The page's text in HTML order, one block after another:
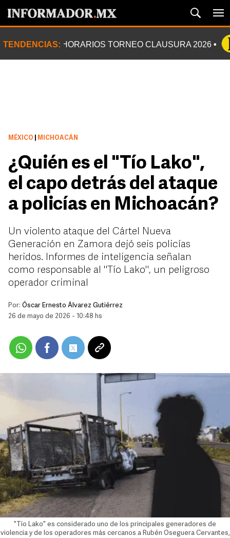
TENDENCIAS: HORARIOS TORNEO CLAUSURA 2026
MÉXICO MICHOACÁN
¿Quién es el "Tío Lako",
el capo detrás del ataque
a policías en Michoacán?
Un violento ataque del Cártel Nueva
Generación en Zamora dejó seis policías
heridos. Informes de inteligencia señalan
como responsable al "Tío Lako", un peligroso
operador criminal
Por: Óscar Ernesto Álvarez Gutiérrez
26 de mayo de 2026 - 10:48 hs
"Tío Lako" es considerado uno de los principales generadores de
violencia y de los operadores más cercanos a Rubén Oseguera Cervantes,